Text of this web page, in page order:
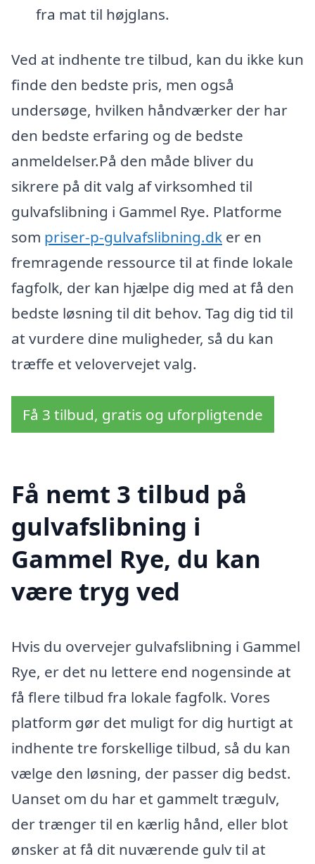
fra mat til højglans.
Ved at indhente tre tilbud, kan du ikke kun
finde den bedste pris, men også
undersøge, hvilken håndværker der har
den bedste erfaring og de bedste
anmeldelser.På den måde bliver du
sikrere på dit valg af virksomhed til
gulvafslibning i Gammel Rye. Platforme
som priser-p-gulvafslibning.dk er en
fremragende ressource til at finde lokale
fagfolk, der kan hjælpe dig med at få den
bedste løsning til dit behov. Tag dig tid til
at vurdere dine muligheder, så du kan
træffe et velovervejet valg.
Få 3 tilbud, gratis og uforpligtende
Få nemt 3 tilbud på
gulvafslibning i
Gammel Rye, du kan
være tryg ved
Hvis du overvejer gulvafslibning i Gammel
Rye, er det nu lettere end nogensinde at
få flere tilbud fra lokale fagfolk. Vores
platform gør det muligt for dig hurtigt at
indhente tre forskellige tilbud, så du kan
vælge den løsning, der passer dig bedst.
Uanset om du har et gammelt trægulv,
der trænger til en kærlig hånd, eller blot
ønsker at få dit nuværende gulv til at